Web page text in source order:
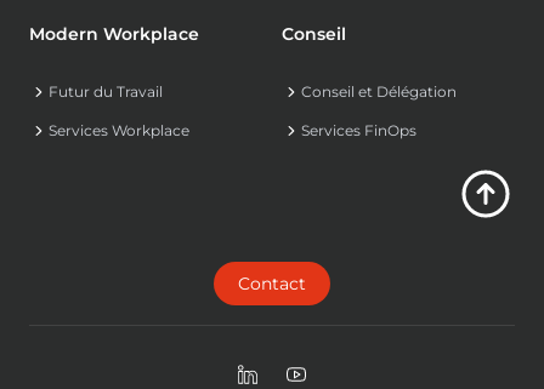
Modern Workplace
Futur du Travail
Services Workplace
Conseil
Conseil et Délégation
Services FinOps
Contact
LinkedInYoutube